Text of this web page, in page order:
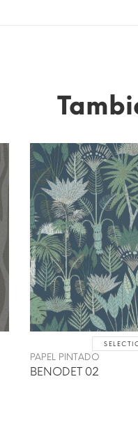
PAPEL PINTADO
BENODET 02